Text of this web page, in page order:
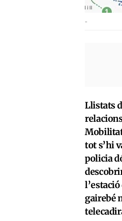
-
Llistats
tot s’hi
policia
gairebé